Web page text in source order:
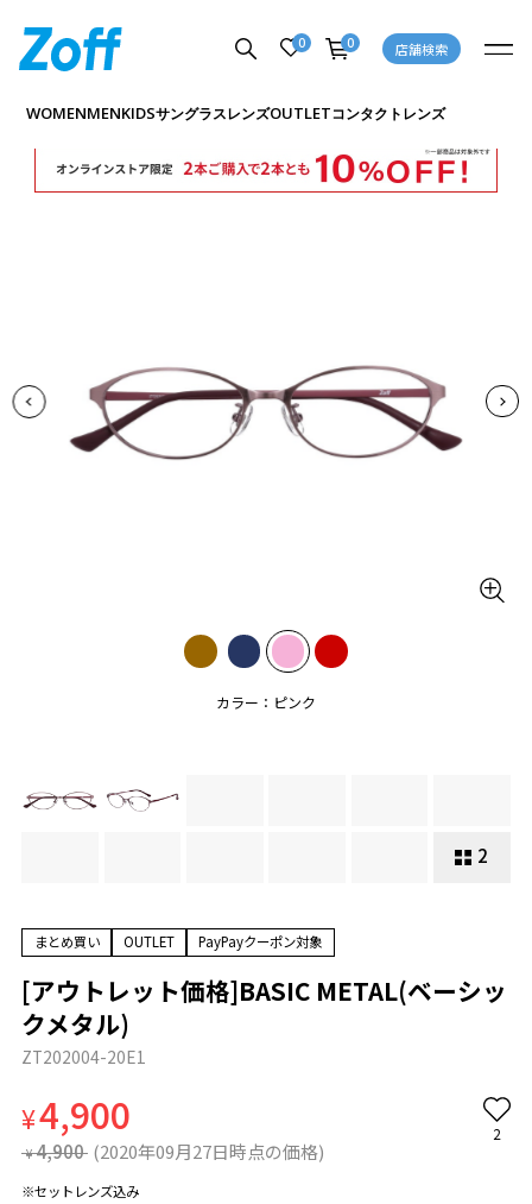
0 0 店舗検索
WOMENMENKIDSサングラスレンズOUTLETコンタクトレンズ
カラー：ピンク
2
商品詳細ページへ
まとめ買い OUTLET PayPayクーポン対象
[アウトレット価格]BASIC METAL(ベーシッ
クメタル)
ZT202004-20E1
¥4,900
¥ 4,900 (2020年09月27日時点の価格)
2
※セットレンズ込み